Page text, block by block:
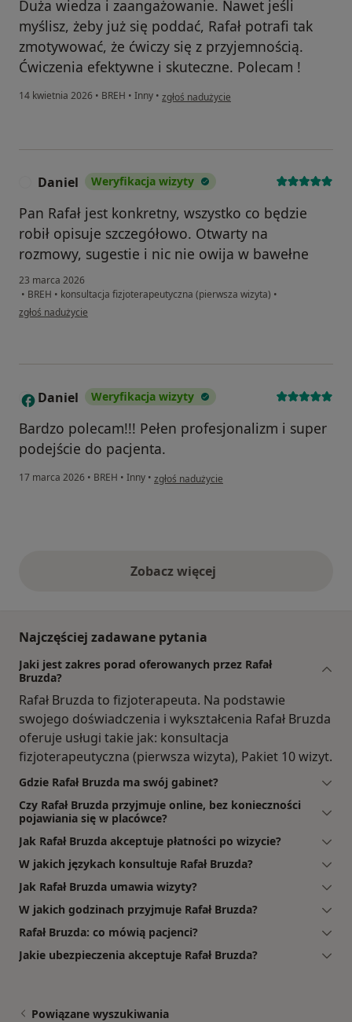
Duża wiedza i zaangażowanie. Nawet jeśli
myślisz, żeby już się poddać, Rafał potrafi tak
zmotywować, że ćwiczy się z przyjemnością.
Ćwiczenia efektywne i skuteczne. Polecam !
14 kwietnia 2026 • BREH • Inny • w opinii użytkownika Olga
zgłoś nadużycie
Daniel Weryfikacja wizyty
Pan Rafał jest konkretny, wszystko co będzie
robił opisuje szczegółowo. Otwarty na
rozmowy, sugestie i nic nie owija w bawełne
23 marca 2026
• BREH • konsultacja fizjoterapeutyczna (pierwsza wizyta) •
w opinii użytkownika Daniel
zgłoś nadużycie
D Daniel Weryfikacja wizyty
Bardzo polecam!!! Pełen profesjonalizm i super
podejście do pacjenta.
17 marca 2026 • BREH • Inny • w opinii użytkownika Daniel
zgłoś nadużycie
Zobacz więcejopinie powyżej
Najczęściej zadawane pytania
Jaki jest zakres porad oferowanych przez Rafał
Bruzda?
Rafał Bruzda to fizjoterapeuta. Na podstawie
swojego doświadczenia i wykształcenia Rafał Bruzda
oferuje usługi takie jak: konsultacja
fizjoterapeutyczna (pierwsza wizyta), Pakiet 10 wizyt.
Gdzie Rafał Bruzda ma swój gabinet?
Czy Rafał Bruzda przyjmuje online, bez konieczności
pojawiania się w placówce?
Jak Rafał Bruzda akceptuje płatności po wizycie?
W jakich językach konsultuje Rafał Bruzda?
Jak Rafał Bruzda umawia wizyty?
W jakich godzinach przyjmuje Rafał Bruzda?
Rafał Bruzda: co mówią pacjenci?
Jakie ubezpieczenia akceptuje Rafał Bruzda?
Powiązane wyszukiwania